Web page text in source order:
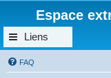
Espace
Liens
FAQ